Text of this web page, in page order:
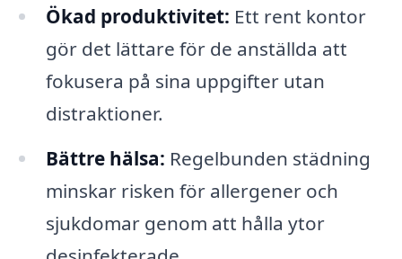
Ökad produktivitet: Ett rent kontor
gör det lättare för de anställda att
fokusera på sina uppgifter utan
distraktioner.
Bättre hälsa: Regelbunden städning
minskar risken för allergener och
sjukdomar genom att hålla ytor